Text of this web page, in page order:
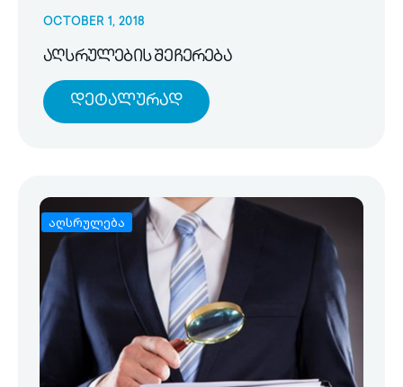
OCTOBER 1, 2018
აღსრულების შეჩერება
Დეტალურად
აღსრულება